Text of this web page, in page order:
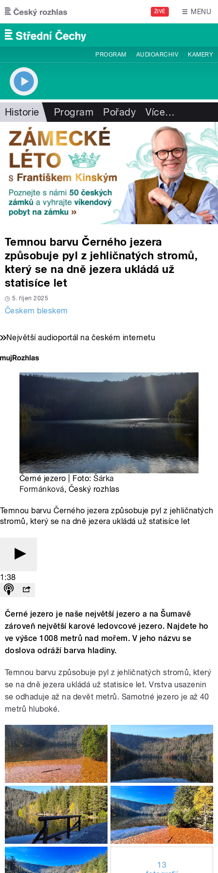
Přejít k hlavnímu obsahu
ŽIVĚ MENU
PROGRAM AUDIOARCHIV KAMERY
Historie Program Pořady Více…
Temnou barvu Černého jezera
způsobuje pyl z jehličnatých stromů,
který se na dně jezera ukládá už
statisíce let
5. říjen 2025
Českem bleskem
Největší audioportál na českém internetu
Černé jezero | Foto:Šárka
Formánková, Český rozhlas
Temnou barvu Černého jezera způsobuje pyl z jehličnatých
stromů, který se na dně jezera ukládá už statisíce let
1:38
Černé jezero je naše největší jezero a na Šumavě
zároveň největší karové ledovcové jezero. Najdete ho
ve výšce 1008 metrů nad mořem. V jeho názvu se
doslova odráží barva hladiny.
Temnou barvu způsobuje pyl z jehličnatých stromů, který
se na dně jezera ukládá už statisíce let. Vrstva usazenin
se odhaduje až na devět metrů. Samotné jezero je až 40
metrů hluboké.
13